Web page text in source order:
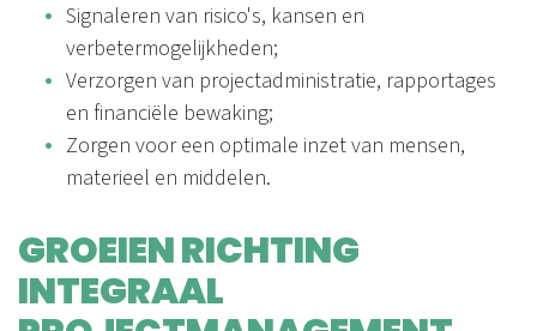
Signaleren van risico's, kansen en
verbetermogelijkheden;
Verzorgen van projectadministratie, rapportages
en financiële bewaking;
Zorgen voor een optimale inzet van mensen,
materieel en middelen.
GROEIEN RICHTING
INTEGRAAL